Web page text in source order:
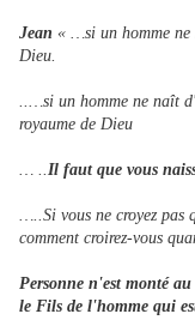
Jean « …si un homme ne
Dieu.
..…si un homme ne naît
royaume de Dieu
… ..Il faut que vous
…..Si vous ne croyez pas
comment croirez-vous
Personne n'est monté
le Fils de l'homme qui